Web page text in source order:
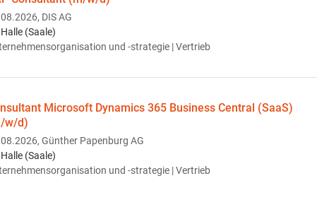
DIS AG
Halle (Saale)
und -strategie | Vertrieb
Microsoft Dynamics 365 Business Central (SaaS)
w/d)
Günther Papenburg AG
Halle (Saale)
und -strategie | Vertrieb